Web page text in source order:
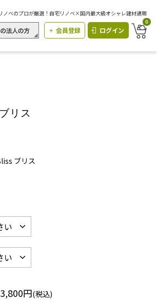
ノベのプロが厳選！自宅リノベ×国内最大級オシャレ建材通販
会員登録 ログイン
0
リス
ブリス
円(税込)